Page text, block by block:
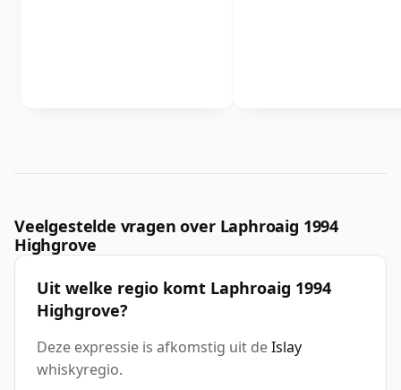
Veelgestelde vragen over Laphroaig 1994
Highgrove
Uit welke regio komt Laphroaig 1994
Highgrove?
Deze expressie is afkomstig uit deIslay
whiskyregio.